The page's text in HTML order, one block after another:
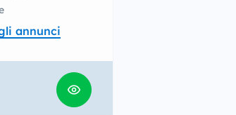
annunci